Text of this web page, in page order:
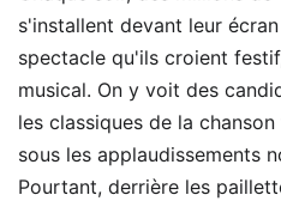
s'installent devant leur
spectacle qu'ils croient
musical. On y voit des
les classiques de la
sous les applaudissements
Pourtant, derrière les